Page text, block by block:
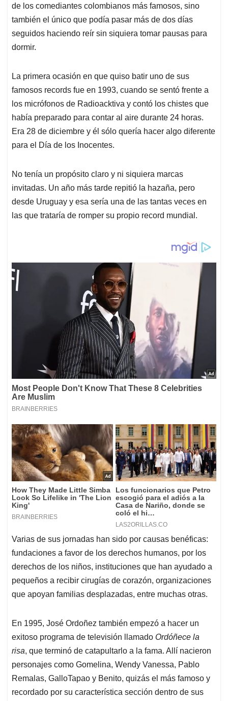
de los comediantes colombianos más famosos, sino
también el único que podía pasar más de dos días
seguidos haciendo reír sin siquiera tomar pausas para
dormir.
La primera ocasión en que quiso batir uno de sus
famosos records fue en 1993, cuando se sentó frente a
los micrófonos de Radioacktiva y contó los chistes que
había preparado para contar al aire durante 24 horas.
Era 28 de diciembre y él sólo quería hacer algo diferente
para el Día de los Inocentes.
No tenía un propósito claro y ni siquiera marcas
invitadas. Un año más tarde repitió la hazaña, pero
desde Uruguay y esa sería una de las tantas veces en
las que trataría de romper su propio record mundial.
Varias de sus jornadas han sido por causas benéficas:
fundaciones a favor de los derechos humanos, por los
derechos de los niños, instituciones que han ayudado a
pequeños a recibir cirugías de corazón, organizaciones
que apoyan familias desplazadas, entre muchas otras.
En 1995, José Ordoñez también empezó a hacer un
exitoso programa de televisión llamado Ordóñece la
risa, que terminó de catapultarlo a la fama. Allí nacieron
personajes como Gomelina, Wendy Vanessa, Pablo
Remalas, GalloTapao y Benito, quizás el más famoso y
recordado por su característica sección dentro de sus